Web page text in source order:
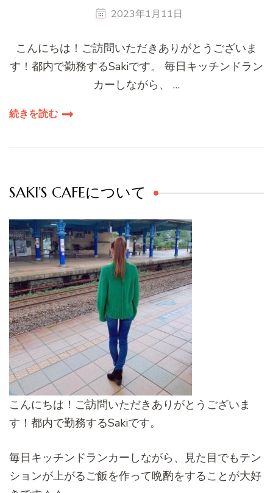
2023年1月11日
こんにちは！ご訪問いただきありがとうございま
す！都内で勤務するSakiです。 毎日キッチンドラン
カーしながら、 …
続きを読む
SAKI’S CAFEについて
こんにちは！ご訪問いただきありがとうございま
す！都内で勤務するSakiです。
毎日キッチンドランカーしながら、見た目でもテン
ションが上がるご飯を作って晩酌をすることが大好